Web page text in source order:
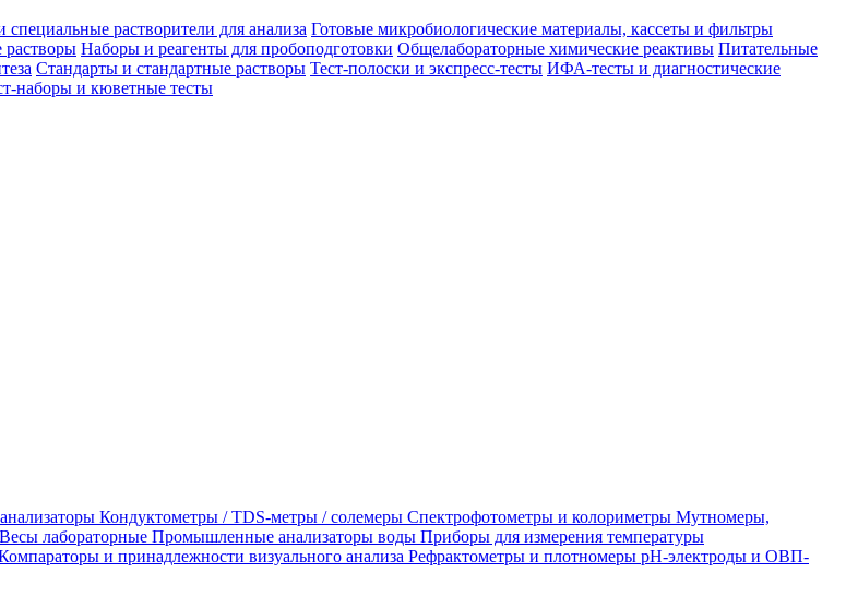
специальные растворители для анализа Готовые микробиологические материалы, кассеты и фильтры
Наборы и реагенты для пробоподготовки Общелабораторные химические реактивы Питательные
Стандарты и стандартные растворы Тест-полоски и экспресс-тесты ИФА-тесты и диагностические
наборы и кюветные тесты
Кондуктометры / TDS-метры / солемеры Спектрофотометры и колориметры Мутномеры,
Весы лабораторные Промышленные анализаторы воды Приборы для измерения температуры
и принадлежности визуального анализа Рефрактометры и плотномеры pH-электроды и ОВП-